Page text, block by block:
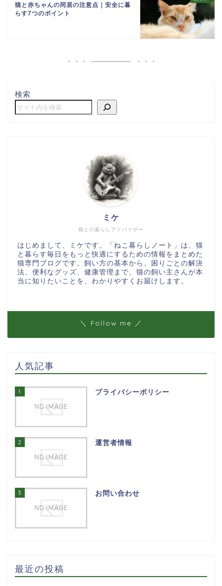
猫と赤ちゃんの同居の注意点｜安全に暮
らす7つのポイント
検索
猫との暮らしアドバイザー
ミケ
はじめまして、ミケです。「ねこ暮らしノート」は、猫
と暮らす毎日をもっと快適にするための情報をまとめた
猫専門ブログです。飼い方の基本から、困りごとの解決
法、便利なグッズ、健康管理まで、猫の飼い主さんが本
当に知りたいことを、わかりやすくお届けします。
＼ Follow me ／
人気記事
1 プライバシーポリシー
2 運営者情報
3 お問い合わせ
最近の投稿